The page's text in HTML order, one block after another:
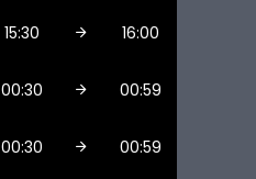
15:30 16:00
00:30 00:59
00:30 00:59